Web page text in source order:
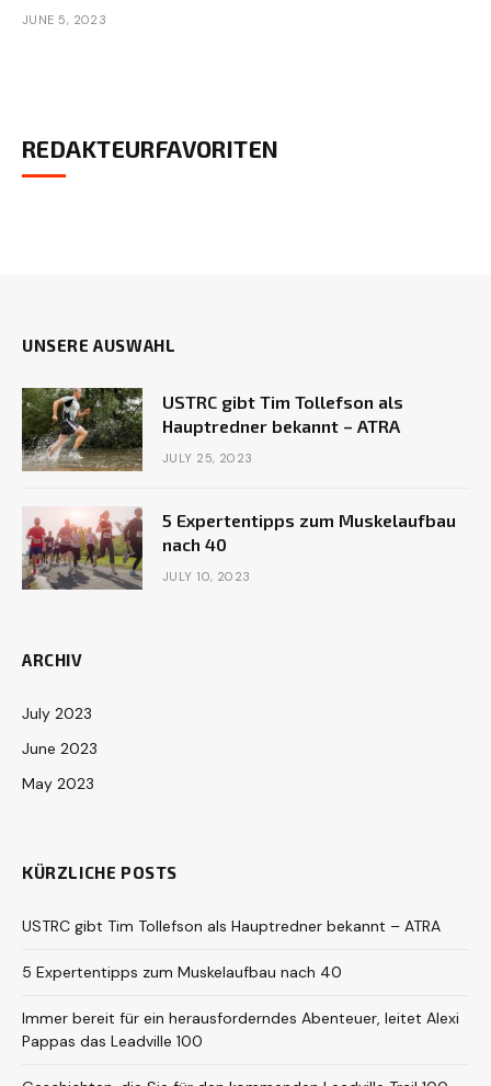
JUNE 5, 2023
REDAKTEURFAVORITEN
UNSERE AUSWAHL
USTRC gibt Tim Tollefson als
Hauptredner bekannt – ATRA
JULY 25, 2023
5 Expertentipps zum Muskelaufbau
nach 40
JULY 10, 2023
ARCHIV
July 2023
June 2023
May 2023
KÜRZLICHE POSTS
USTRC gibt Tim Tollefson als Hauptredner bekannt – ATRA
5 Expertentipps zum Muskelaufbau nach 40
Immer bereit für ein herausforderndes Abenteuer, leitet Alexi
Pappas das Leadville 100